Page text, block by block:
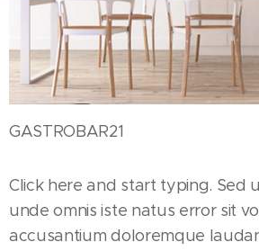
GASTROBAR21
Click here and start typing. Sed
unde omnis iste natus error sit
accusantium doloremque